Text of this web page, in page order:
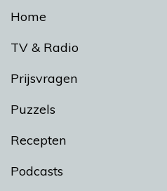
Home
TV & Radio
Prijsvragen
Puzzels
Recepten
Podcasts